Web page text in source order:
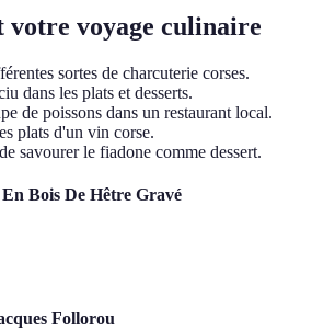
votre voyage culinaire
sortes de charcuterie corses.
dans les plats et desserts.
de poissons dans un restaurant local.
plats d'un vin corse.
savourer le fiadone comme dessert.
Bois De Hêtre Gravé
Follorou